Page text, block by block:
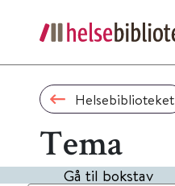
Helsebiblioteket
Tema
Gå til bokstav